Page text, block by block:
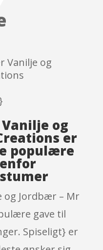
Vanilje og
og
er
populære
og Jordbær – Mr
gave til
Spiseligt} er